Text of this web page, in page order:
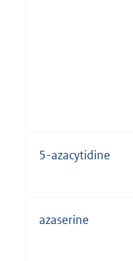
5-azacytidine
azaserine